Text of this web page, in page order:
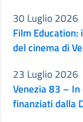
Film
del cinema di
30 Luglio 2026
Venezia 83 –
finanziati dalla
23 Luglio 2026